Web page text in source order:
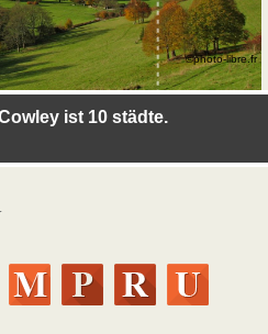
ist 10 städte.
©photo-libre.fr